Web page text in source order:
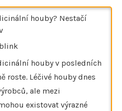
houby? Nestačí
houby v posledních
roste. Léčivé houby dnes
ale mezi
existovat výrazné